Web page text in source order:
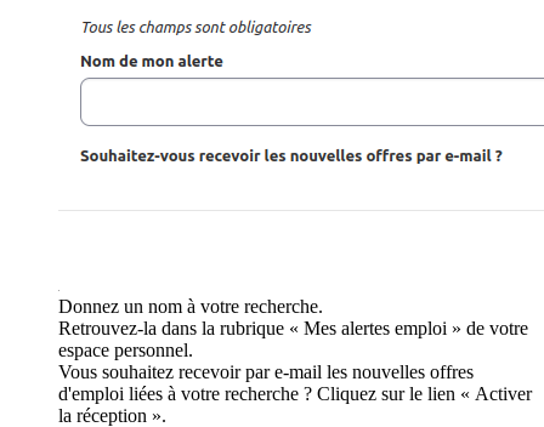
Donnez un nom à votre recherche.
Retrouvez-la dans la rubrique « Mes alertes emploi » de votre
espace personnel.
Vous souhaitez recevoir par e-mail les nouvelles offres
d'emploi liées à votre recherche ? Cliquez sur le lien « Activer
la réception ».